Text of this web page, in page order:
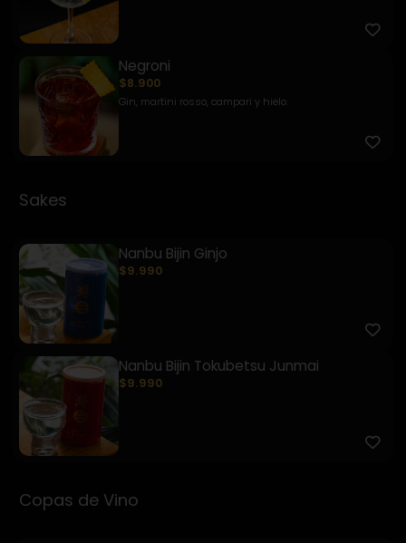
Negroni
$8.900
Gin, martini rosso, campari y hielo.
Sakes
Nanbu Bijin Ginjo
$9.990
Nanbu Bijin Tokubetsu Junmai
$9.990
Copas de Vino